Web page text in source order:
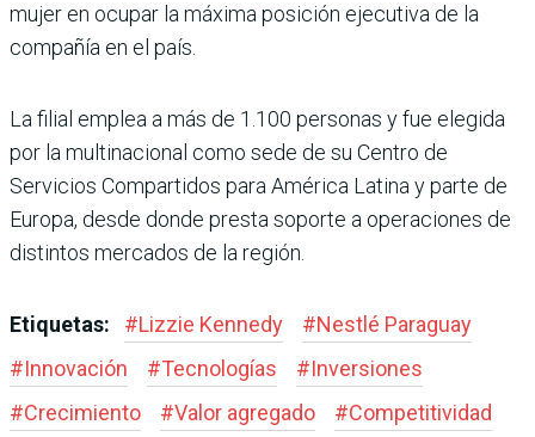
mujer en ocupar la máxima posición ejecutiva de la
compañía en el país.
La filial emplea a más de 1.100 personas y fue elegida
por la multinacional como sede de su Centro de
Servicios Compartidos para América Latina y parte de
Europa, desde donde presta soporte a operaciones de
distintos mercados de la región.
Etiquetas: #Lizzie Kennedy #Nestlé Paraguay
#Innovación #Tecnologías #Inversiones
#Crecimiento #Valor agregado #Competitividad